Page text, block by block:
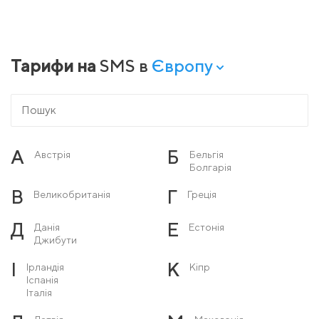
Тарифи на SMS в Європу
А Австрія Б
Бельгія
Болгарія
В Великобританія Г Греція
Д
Данія
Джибути
Е Естонія
І
Ірландія
Іспанія
Італія
К Кіпр